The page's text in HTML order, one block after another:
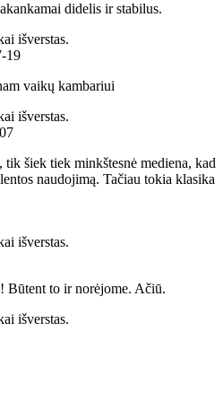
didelis ir stabilus.
išverstas.
vaikų kambariui
išverstas.
šiek tiek minkštesnė mediena, kad
naudojimą. Tačiau tokia klasika
išverstas.
Būtent to ir norėjome. Ačiū.
išverstas.